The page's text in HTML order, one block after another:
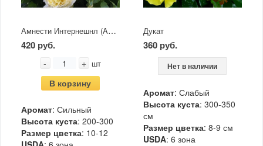
Амнести Интернешнл (Ambesty International)
420 руб.
- + шт
В корзину
Аромат: Сильный
Высота куста: 200-300
Размер цветка: 10-12
Дукат
360 руб.
Нет в наличии
Аромат: Слабый
Высота куста: 300-350
см
Размер цветка: 8-9 см
USDA: 6 зона